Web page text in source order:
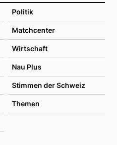
Politik
Matchcenter
Wirtschaft
Nau Plus
Stimmen der Schweiz
Themen